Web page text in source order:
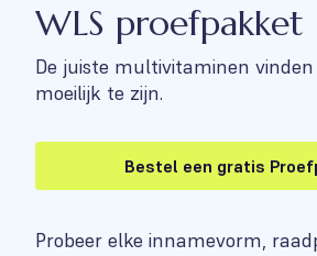
WLS proefpakket
De juiste multivitaminen
moeilijk te zijn.
Probeer elke innamevorm,
Bestel een gratis